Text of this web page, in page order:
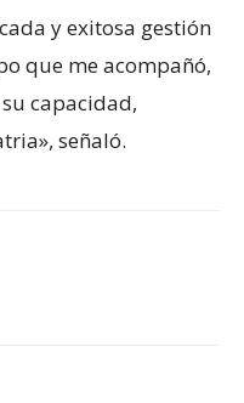
y exitosa gestión
que me acompañó,
capacidad,
señaló.